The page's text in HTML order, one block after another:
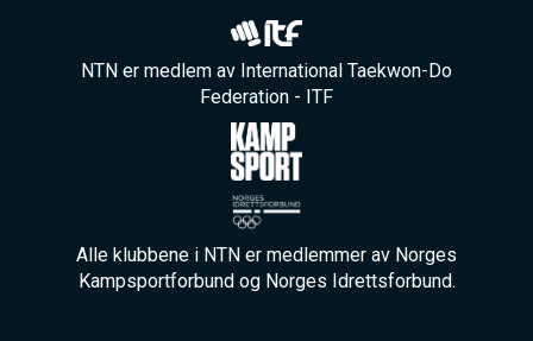
NTN er medlem av International Taekwon-Do
Federation - ITF
Alle klubbene i NTN er medlemmer av Norges
Kampsportforbund og Norges Idrettsforbund.